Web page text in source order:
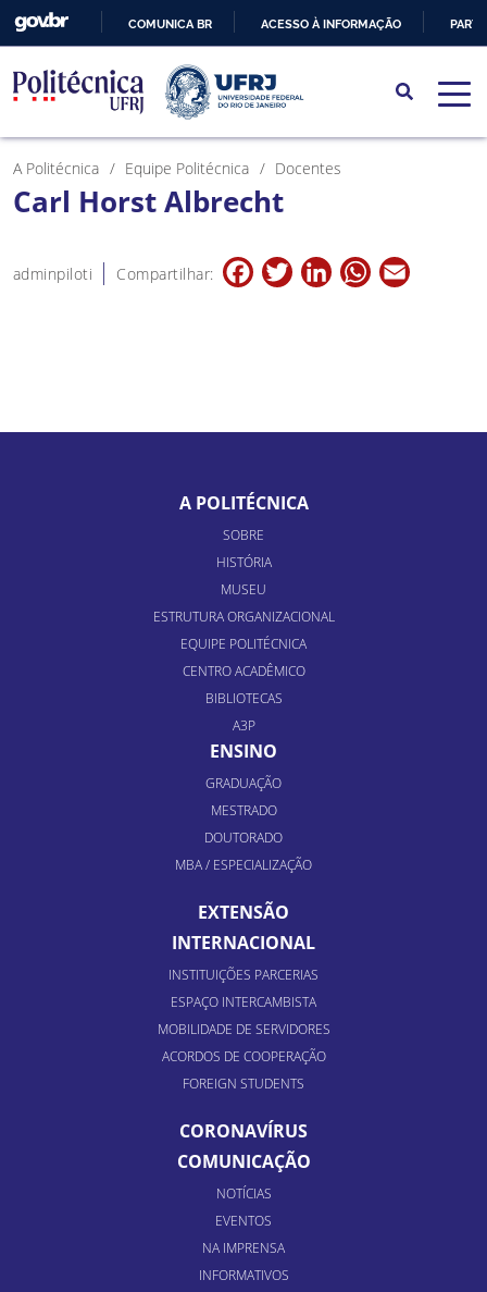
PARA
O
CONTEÚDO
COMUNICA BR ACESSO À INFORMAÇÃO
A Politécnica Equipe Politécnica Docentes
Carl Horst Albrecht
adminpiloti Compartilhar: Facebook
TwitterLinkedInWhatsApp
Email
A POLITÉCNICA
SOBRE
HISTÓRIA
MUSEU
ESTRUTURA ORGANIZACIONAL
EQUIPE POLITÉCNICA
CENTRO ACADÊMICO
BIBLIOTECAS
A3P
ENSINO
GRADUAÇÃO
MESTRADO
DOUTORADO
MBA / ESPECIALIZAÇÃO
EXTENSÃO
INTERNACIONAL
INSTITUIÇÕES PARCERIAS
ESPAÇO INTERCAMBISTA
MOBILIDADE DE SERVIDORES
ACORDOS DE COOPERAÇÃO
FOREIGN STUDENTS
CORONAVÍRUS
COMUNICAÇÃO
NOTÍCIAS
EVENTOS
NA IMPRENSA
INFORMATIVOS